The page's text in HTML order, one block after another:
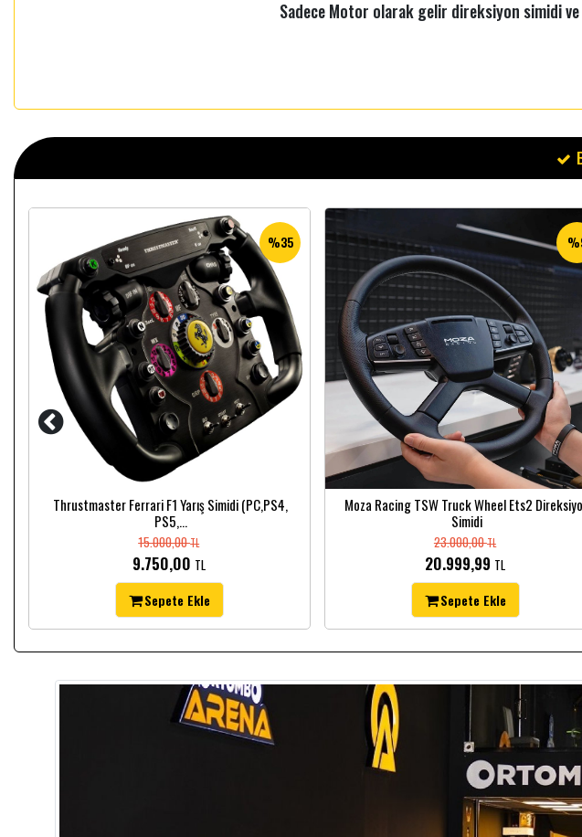
Sadece Motor olarak gelir direksiyon simidi ve
%35
Thrustmaster Ferrari F1 Yarış Simidi (PC,PS4,
PS5,...
15.000,00TL
9.750,00 TL
Sepete Ekle
Moza Racing TSW Truck Wheel Ets2
Simidi
23.000,00TL
20.999,99 TL
Sepete Ekle